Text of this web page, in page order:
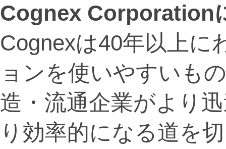
Cognex Corporation
Cognexは40年以上に
ョンを使いやすいも
造・流通企業がより
り効率的になる道を